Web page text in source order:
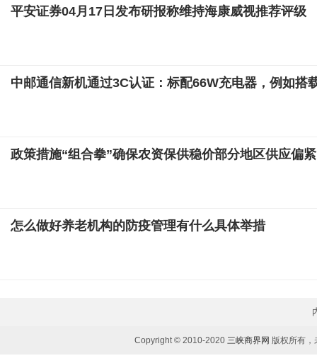
平安证券04月17日发布研报称维持海康威视推荐评级
中邮通信新机通过3C认证：标配66W充电器，例如搭
政策措施“组合拳”确保农资保供稳价部分地区供应偏紧
怎么做好养老机构的防疫管理有什么具体举措
Copyright © 2010-2020 三峡商界网 版权所有